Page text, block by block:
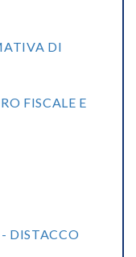
DI
FISCALE E
DISTACCO